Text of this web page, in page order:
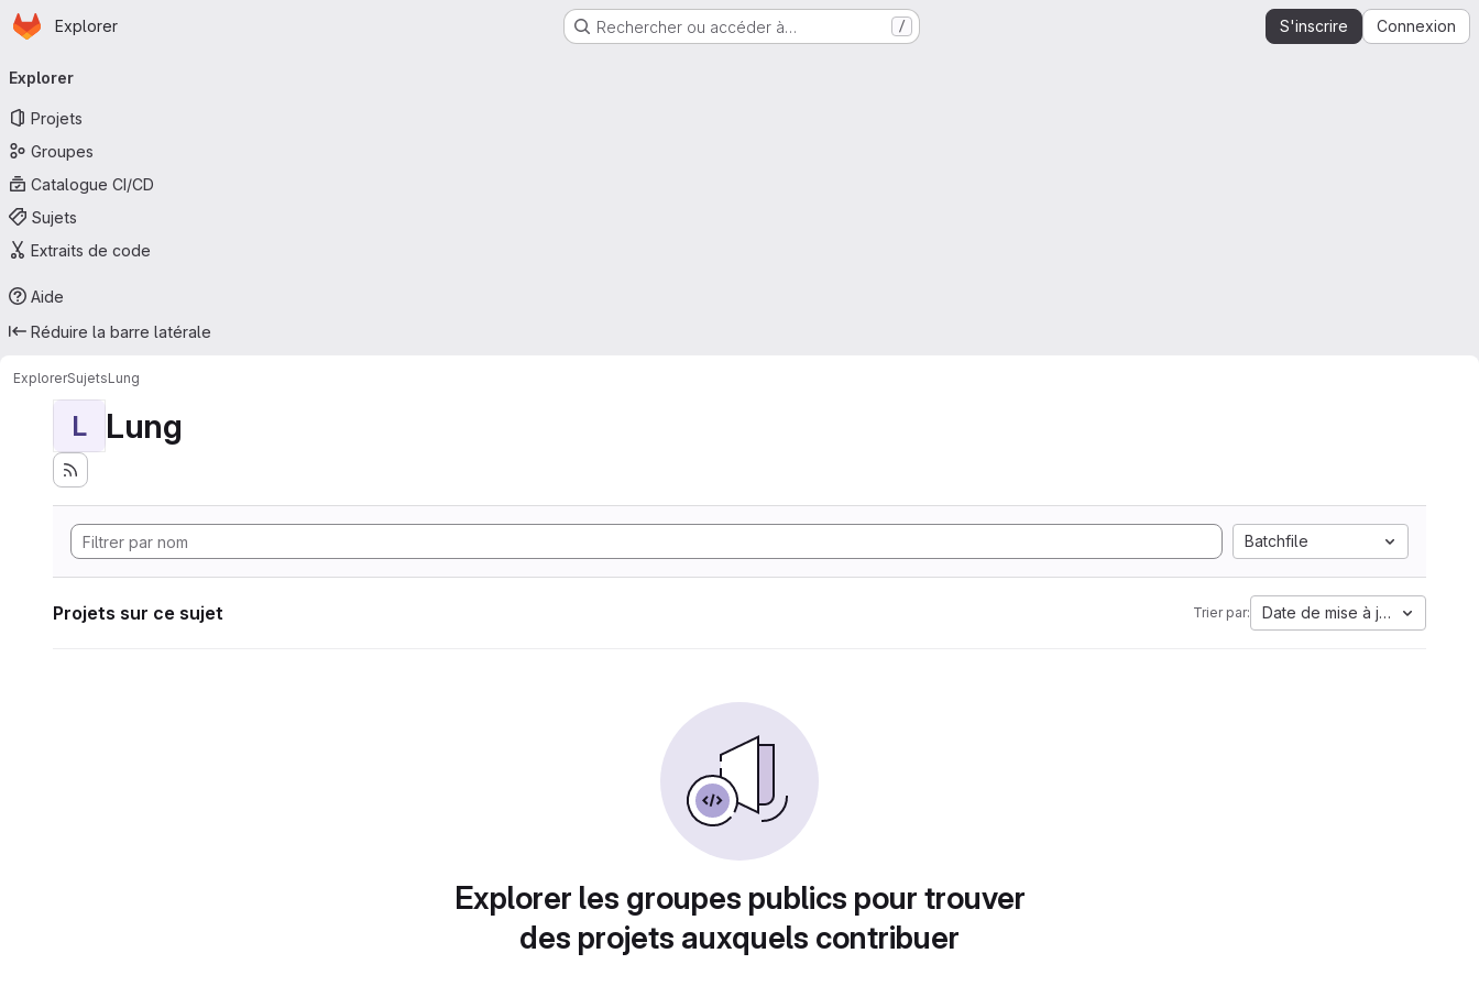
Passer au contenu principal
Page d'accueil
Explorer Rechercher ou accéder à… / S'inscrire Connexion
principale
Explorer
Projets
Groupes
Catalogue CI/CD
Sujets
Extraits de code
Aide
Réduire la barre latérale
ExplorerSujetsLung
L Lung
Batchfile
Projets sur ce sujet Trier par: Date de mise à jour
Explorer les groupes publics pour trouver
des projets auxquels contribuer